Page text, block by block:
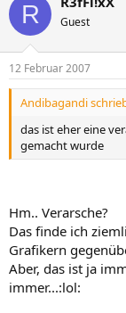
R Guest
12 Februar 2007
Andibagandi
das ist eher eine
gemacht wurde
Hm.. Verarsche?
Das finde ich
Grafikern
Aber, das ist ja
immer...:lol: